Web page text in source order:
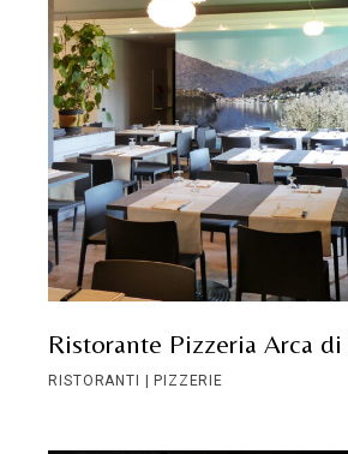
Ristorante Pizzeria Arca di
RISTORANTI | PIZZERIE